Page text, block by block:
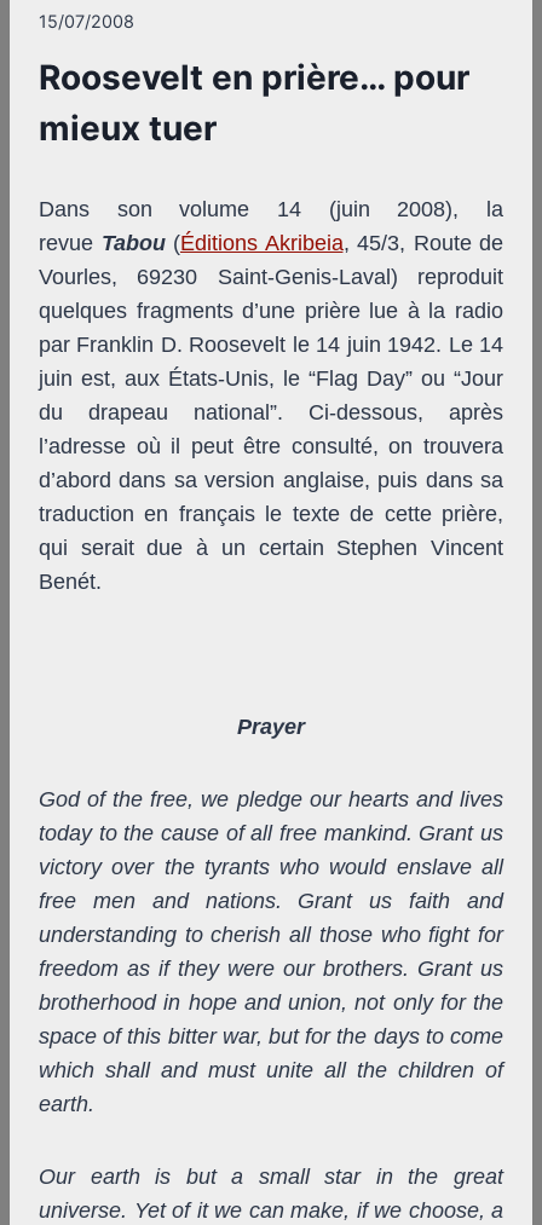
15/07/2008
Roosevelt en prière… pour
mieux tuer
Dans son volume 14 (juin 2008), la
revue Tabou(Éditions Akribeia, 45/3, Route de
Vourles, 69230 Saint-Genis-Laval) reproduit
quelques fragments d’une prière lue à la radio
par Franklin D. Roosevelt le 14 juin 1942. Le 14
juin est, aux États-Unis, le “Flag Day” ou “Jour
du drapeau national”. Ci-dessous, après
l’adresse où il peut être consulté, on trouvera
d’abord dans sa version anglaise, puis dans sa
traduction en français le texte de cette prière,
qui serait due à un certain Stephen Vincent
Benét.
Prayer
God of the free, we pledge our hearts and lives
today to the cause of all free mankind. Grant us
victory over the tyrants who would enslave all
free men and nations. Grant us faith and
understanding to cherish all those who fight for
freedom as if they were our brothers. Grant us
brotherhood in hope and union, not only for the
space of this bitter war, but for the days to come
which shall and must unite all the children of
earth.
Our earth is but a small star in the great
universe. Yet of it we can make, if we choose, a